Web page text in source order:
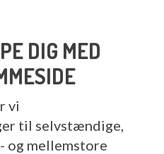
DIG MED
vi
til selvstændige,
og mellemstore